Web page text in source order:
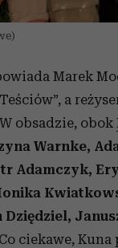
Marek
a
obsadzie, obok
Warnke,
Adamczyk,
ciekawe, Kuna